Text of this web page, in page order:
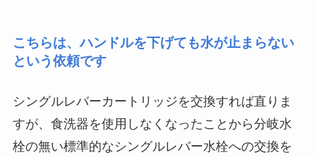
こちらは、ハンドルを下げても水が止まらない
という依頼です
シングルレバーカートリッジを交換すれば直りま
すが、食洗器を使用しなくなったことから分岐水
栓の無い標準的なシングルレバー水栓への交換を